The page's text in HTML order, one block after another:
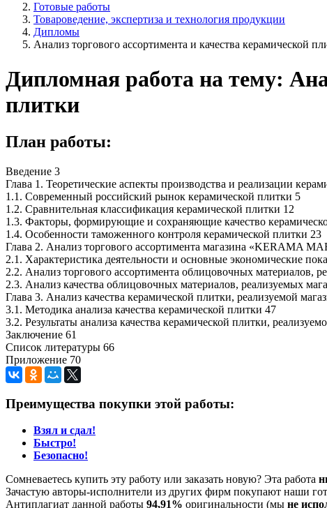
Готовые работы
Товароведение, экспертиза и технология продукции
Дипломы
Анализ торгового ассортимента и качества керамической
Дипломная работа на тему:
плитки
План работы:
Введение 3
Глава 1. Теоретические аспекты производства и реализации
1.1. Современный российский рынок керамической плитки 5
1.2. Сравнительная классификация керамической плитки 12
1.3. Факторы, формирующие и сохраняющие качество
1.4. Особенности таможенного контроля керамической плитки 23
Глава 2. Анализ торгового ассортимента магазина «KERAMA
2.1. Характеристика деятельности и основные экономические
2.2. Анализ торгового ассортимента облицовочных материалов,
2.3. Анализ качества облицовочных материалов, реализуемых
Глава 3. Анализ качества керамической плитки, реализуемой
3.1. Методика анализа качества керамической плитки 47
3.2. Результаты анализа качества керамической плитки,
Заключение 61
Список литературы 66
Приложение 70
Преимущества покупки этой работы:
Взял и сдал!
Быстро!
Безопасно!
Сомневаетесь купить эту работу или заказать новую? Эта работа
Зачастую авторы-исполнители из других фирм покупают наши
Антиплагиат данной работы 94,91% оригинальности (мы не